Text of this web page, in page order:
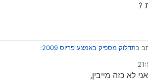
?
בתדלוק מספיק באמצע פריוס 2009 :
כתב בתדלוק מספיק באמצע פריוס 2009
לא כזה מייבין,